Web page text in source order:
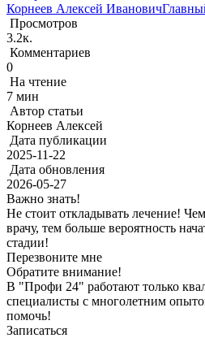
Корнеев Алексей Иванович
Просмотров
3.2к.
Комментариев
0
На чтение
7 мин
Автор статьи
Корнеев Алексей
Дата публикации
2025-11-22
Дата обновления
2026-05-27
Важно знать!
Не стоит откладывать лечение!
врачу, тем больше вероятность
стадии!
Перезвоните мне
Обратите внимание!
В "Профи 24" работают только
специалисты с многолетним
помочь!
Записаться